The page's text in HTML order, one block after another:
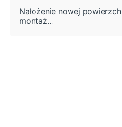
Nałożenie nowej
montaż...